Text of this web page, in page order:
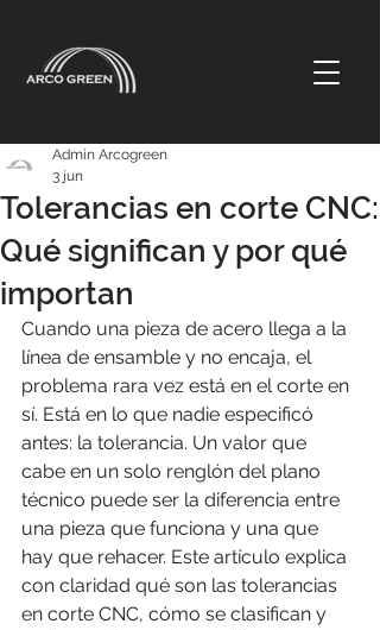
Tolerancias en corte CNC:
Qué significan y por qué
importan
Admin Arcogreen
3 jun
Cuando una pieza de acero llega a la
línea de ensamble y no encaja, el
problema rara vez está en el corte en
sí. Está en lo que nadie especificó
antes: la tolerancia. Un valor que
cabe en un solo renglón del plano
técnico puede ser la diferencia entre
una pieza que funciona y una que
hay que rehacer. Este artículo explica
con claridad qué son las tolerancias
en corte CNC, cómo se clasifican y